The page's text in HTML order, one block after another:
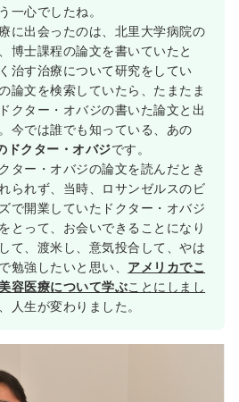
一心でしたね。
に出会ったのは、北里大学病院の
博士課程の論文を書いていたと
治す治療について研究をしてい
論文を検索していたら、たまたま
クター・オバジの書いた論文と出
今では誰でも知っている、あの
ドクター・オバジです。
ター・オバジの論文を読んだとき
られず、当時、ロサンゼルスのビ
で開業していたドクター・オバジ
とって、お会いできることになり
て、渡米し、意気投合して、やは
勉強したいと思い、 アメリカでこ
容医療について学ぶことにしまし
人生が変わりました。